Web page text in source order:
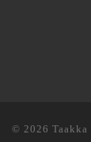
© 2026